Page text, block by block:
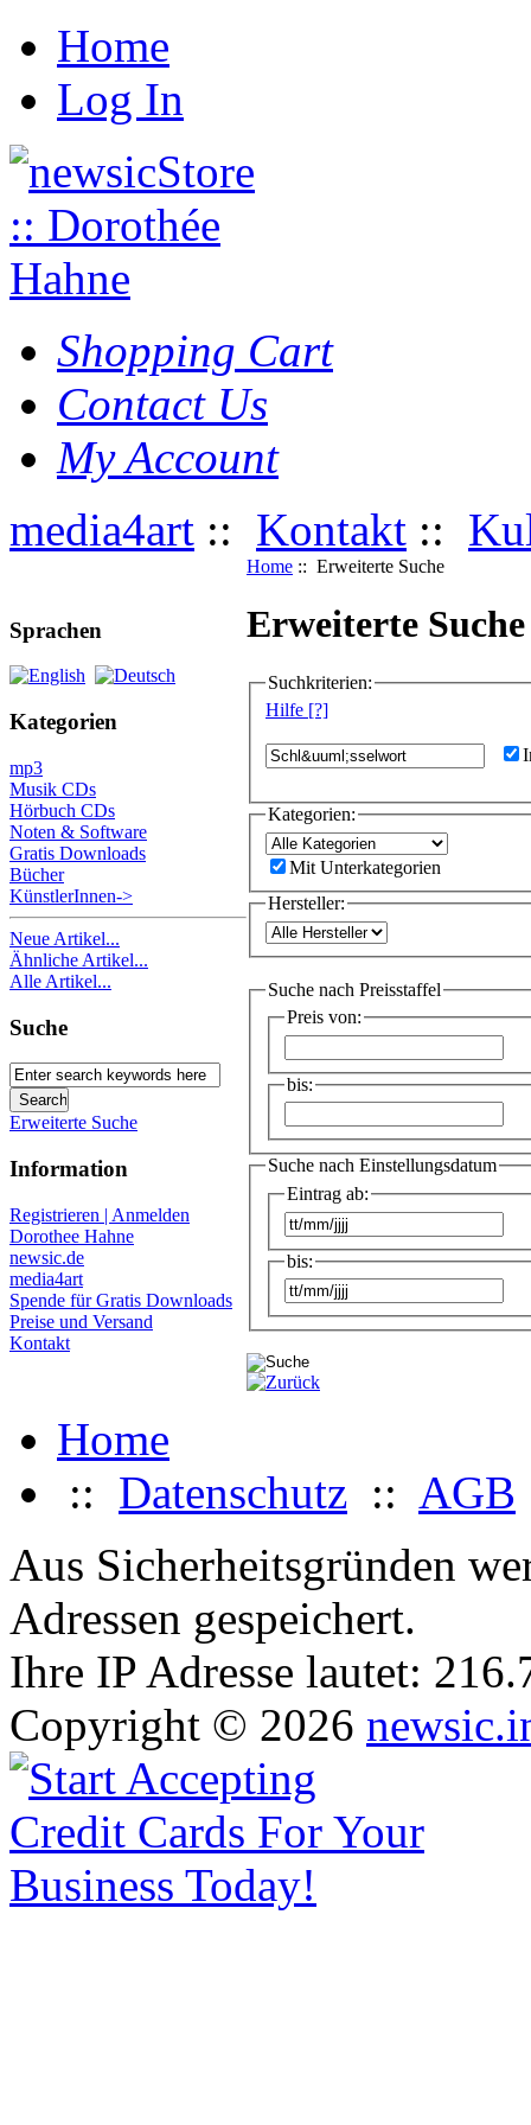
Home
Log In
Shopping Cart
Contact Us
My Account
media4art :: Kontakt ::
Sprachen
Kategorien
mp3
Musik CDs
Hörbuch CDs
Noten & Software
Gratis Downloads
Bücher
KünstlerInnen->
Neue Artikel...
Ähnliche Artikel...
Alle Artikel...
Suche
Erweiterte Suche
Information
Registrieren | Anmelden
Dorothee Hahne
newsic.de
media4art
Spende für Gratis Downloads
Preise und Versand
Kontakt
Home :: Erweiterte Suche
Erweiterte Suche
Suchkriterien:
Hilfe [?]
Kategorien:
Mit Unterkategorien
Hersteller:
Suche nach Preisstaffel
Preis von:
bis:
Suche nach Einstellungsdatum
Eintrag ab:
bis:
Home
:: Datenschutz :: AGB
Aus Sicherheitsgründen
Adressen gespeichert.
Ihre IP Adresse lautet:
Copyright © 2026